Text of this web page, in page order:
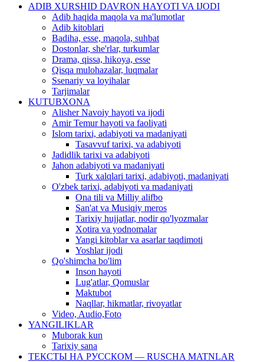
ADIB XURSHID DAVRON HAYOTI VA IJODI
Adib haqida maqola va ma'lumotlar
Adib kitoblari
Badiha, esse, maqola, suhbat
Dostonlar, she'rlar, turkumlar
Drama, qissa, hikoya, esse
Qisqa mulohazalar, luqmalar
Ssenariy va loyihalar
Tarjimalar
KUTUBXONA
Alisher Navoiy hayoti va ijodi
Amir Temur hayoti va faoliyati
Islom tarixi, adabiyoti va madaniyati
Tasavvuf tarixi, va adabiyoti
Jadidlik tarixi va adabiyoti
Jahon adabiyoti va madaniyati
Turk xalqlari tarixi, adabiyoti, madaniyati
O'zbek tarixi, adabiyoti va madaniyati
Ona tili va Milliy alifbo
San'at va Musiqiy meros
Tarixiy hujjatlar, nodir qo'lyozmalar
Xotira va yodnomalar
Yangi kitoblar va asarlar taqdimoti
Yoshlar ijodi
Qo'shimcha bo'lim
Inson hayoti
Lug'atlar, Qomuslar
Maktubot
Naqllar, hikmatlar, rivoyatlar
Video, Audio,Foto
YANGILIKLAR
Muborak kun
Tarixiy sana
ТЕКСТЫ НА РУССКОМ — RUSCHA MATNLAR